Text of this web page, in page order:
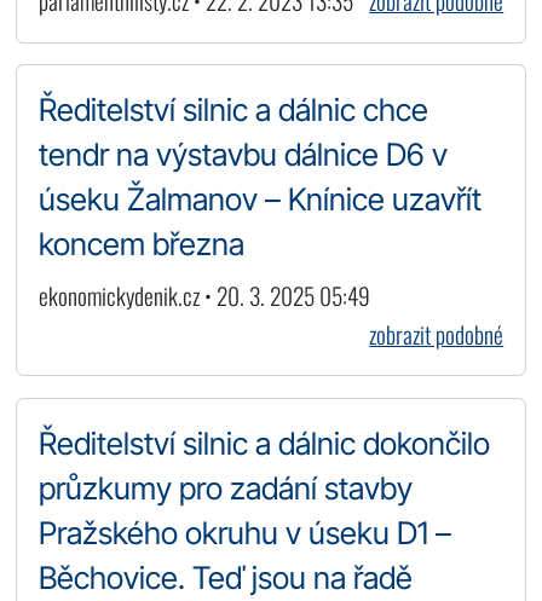
Ředitelství silnic a dálnic chce
tendr na výstavbu dálnice D6 v
úseku Žalmanov – Knínice uzavřít
koncem března
ekonomickydenik.cz • 20. 3. 2025 05:49
zobrazit podobné
Ředitelství silnic a dálnic dokončilo
průzkumy pro zadání stavby
Pražského okruhu v úseku D1 –
Běchovice. Teď jsou na řadě